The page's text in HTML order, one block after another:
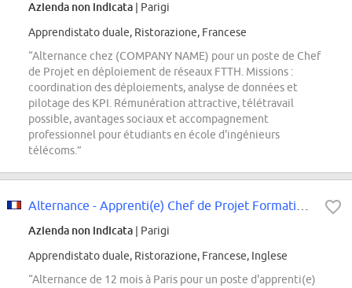
Azienda non indicata | Parigi
Apprendistato duale, Ristorazione, Francese
“Alternance chez (COMPANY NAME) pour un poste de Chef
de Projet en déploiement de réseaux FTTH. Missions :
coordination des déploiements, analyse de données et
pilotage des KPI. Rémunération attractive, télétravail
possible, avantages sociaux et accompagnement
professionnel pour étudiants en école d'ingénieurs
télécoms.”
Azienda non indicata | Parigi
Apprendistato duale, Ristorazione, Francese, Inglese
“Alternance de 12 mois à Paris pour un poste d'apprenti(e)